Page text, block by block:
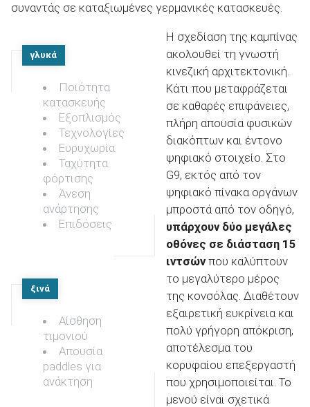
συναντάς σε καταξιωμένες γερμανικές κατασκευές.
γλυκά
Ποιότητα
κατασκευής
Εξοπλισμός
Τεχνολογίες
Ευρυχωρία
Ταχύτητα
φόρτισης
Άνεση
ανάρτησης
Επιδόσεις
ξινά
Αίσθηση
τιμονιού
Απουσία
paddles για
ανάκτηση
Η σχεδίαση της καμπίνας
ακολουθεί τη γνωστή
κινεζική αρχιτεκτονική.
Κάτι που μεταφράζεται
σε καθαρές επιφάνειες,
πλήρη απουσία φυσικών
διακόπτων και έντονο
ψηφιακό στοιχείο. Στο
G9, εκτός από τον
ψηφιακό πίνακα οργάνων
μπροστά από τον οδηγό,
υπάρχουν δύο μεγάλες
οθόνες σε διάσταση 15
ιντσώνπου καλύπτουν
το μεγαλύτερο μέρος
της κονσόλας. Διαθέτουν
εξαιρετική ευκρίνεια και
πολύ γρήγορη απόκριση,
αποτέλεσμα του
κορυφαίου επεξεργαστή
που χρησιμοποιείται. Το
μενού είναι σχετικά